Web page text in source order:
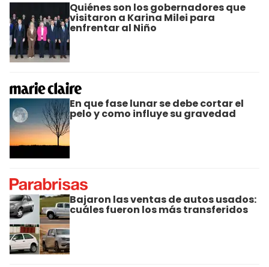
Quiénes son los gobernadores que
visitaron a Karina Milei para
enfrentar al Niño
En que fase lunar se debe cortar el
pelo y como influye su gravedad
Bajaron las ventas de autos usados:
cuáles fueron los más transferidos